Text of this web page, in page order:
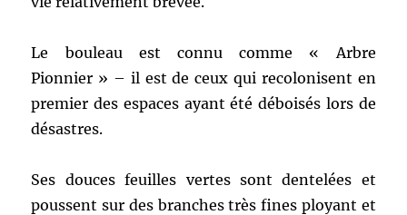
Le bouleau est connu comme « Arbre
Pionnier » – il est de ceux qui recolonisent en
premier des espaces ayant été déboisés lors de
désastres.
Ses douces feuilles vertes sont dentelées et
poussent sur des branches très fines ployant et